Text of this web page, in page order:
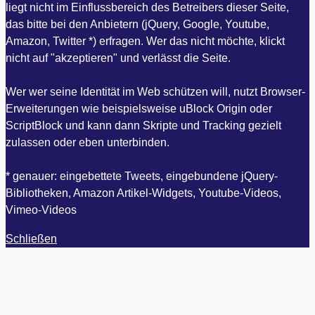
liegt nicht im Einflussbereich des Betreibers dieser Seite,
das bitte bei den Anbietern (jQuery, Google, Youtube,
Amazon, Twitter *) erfragen. Wer das nicht möchte, klickt
nicht auf "akzeptieren" und verlässt die Seite.
Wer wer seine Identität im Web schützen will, nutzt Browser-
Erweiterungen wie beispielsweise uBlock Origin oder
ScriptBlock und kann dann Skripte und Tracking gezielt
zulassen oder eben unterbinden.
* genauer: eingebettete Tweets, eingebundene jQuery-
Bibliotheken, Amazon Artikel-Widgets, Youtube-Videos,
Vimeo-Videos
Schließen